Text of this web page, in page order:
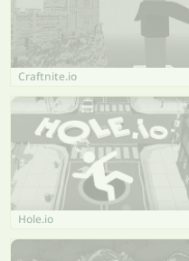
Craftnite.io
Hole.io